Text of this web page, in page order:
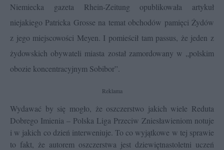
Niemiecka gazeta Rhein-Zeitung opublikowała artykuł
niejakiego Patricka Grosse na temat obchodów pamięci Żydów
z jego miejscowości Meyen. I pomieścił tam passus, że jeden z
żydowskich obywateli miasta został zamordowany w „polskim
obozie koncentracyjnym Sobibor”.
Reklama
Wydawać by się mogło, że oszczerstwo jakich wiele Reduta
Dobrego Imienia – Polska Liga Przeciw Zniesławieniom notuje
i w jakich co dzień interweniuje. To co wyjątkowe w tej sprawie
to fakt, że autorem oszczerstwa jest dziewiętnastoletni uczeń